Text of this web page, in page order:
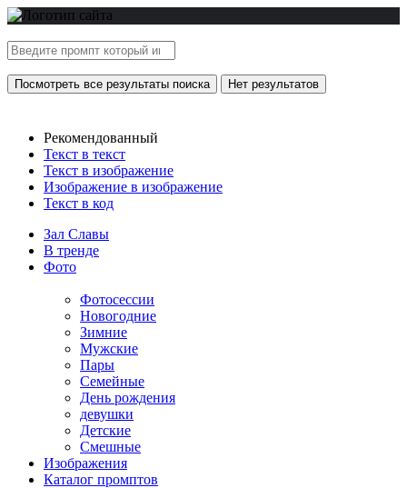
Посмотреть все результаты поиска Нет результатов
Рекомендованный
Текст в текст
Текст в изображение
Изображение в изображение
Текст в код
Зал Славы
В тренде
Фото
Фотосессии
Новогодние
Зимние
Мужские
Пары
Семейные
День рождения
девушки
Детские
Смешные
Изображения
Каталог промптов